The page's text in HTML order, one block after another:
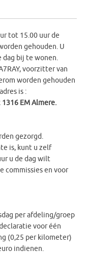
tot 15.00 uur de
gehouden. U
dag bij te wonen.
voorzitter van
worden gehouden
is :
EM Almere.
gezorgd.
is, kunt u zelf
u de dag wilt
commissies en voor
per afdeling/groep
voor één
(0,25 per kilometer)
indienen.